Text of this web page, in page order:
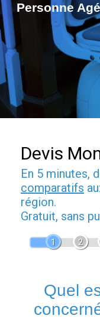
Personne
Devis
En 5 minutes,
comparatifs
région.
Gratuit, sans
1 2
Quel